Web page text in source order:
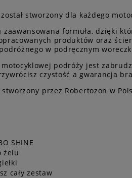
stworzony dla każdego
formuła, dzięki
produktów oraz
w podręcznym
podróży jest
czystość a gwarancja
stworzony przez Robertozon w
SHINE
żelu
cały zestaw